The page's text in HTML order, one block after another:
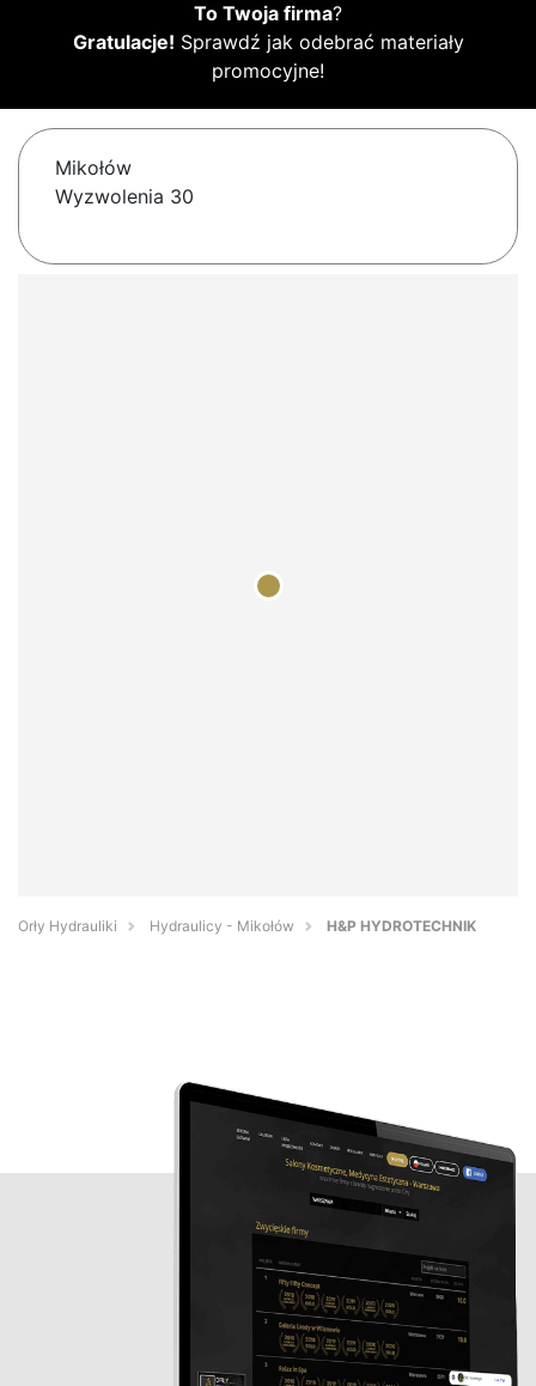
To Twoja firma?
Gratulacje! Sprawdź jak odebrać materiały
promocyjne!
Mikołów
Wyzwolenia 30
Orły Hydrauliki Hydraulicy - Mikołów H&P HYDROTECHNIK